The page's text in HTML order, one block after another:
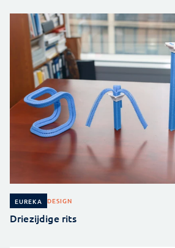
EUREKA DESIGN
Driezijdige rits